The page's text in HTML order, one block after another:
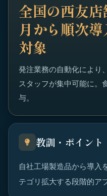
全国の西友
月から順次
対象
発注業務の自動化により
スタッフが集中可能に。
与。
教訓・ポイント
自社工場製造品から導入
テゴリ拡大する段階的ア